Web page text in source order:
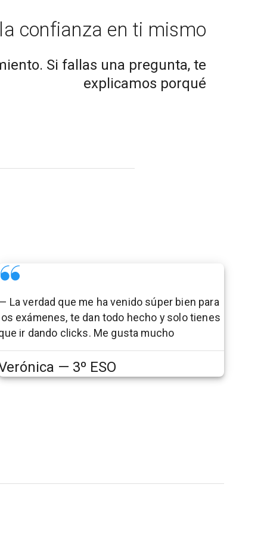
confianza en ti mismo
Si fallas una pregunta, te
explicamos porqué
La verdad que me ha venido súper bien para
exámenes, te dan todo hecho y solo tienes
ir dando clicks. Me gusta mucho
— 3º ESO